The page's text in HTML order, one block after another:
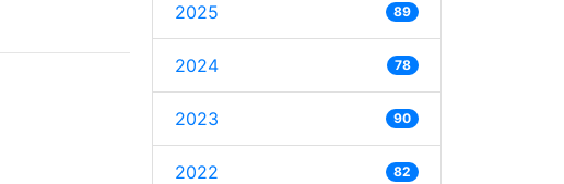
2025 89
2024 78
2023 90
2022 82